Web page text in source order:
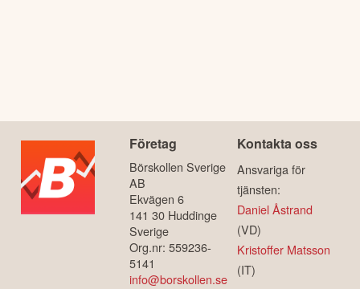
Företag
Börskollen Sverige
AB
Ekvägen 6
141 30 Huddinge
Sverige
Org.nr: 559236-
5141
info@borskollen.se
Kontakta oss
Ansvariga för
tjänsten:
Daniel Åstrand
(VD)
Kristoffer Matsson
(IT)